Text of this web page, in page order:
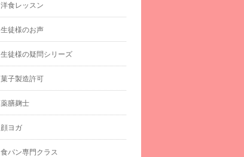
洋食レッスン
生徒様のお声
生徒様の疑問シリーズ
菓子製造許可
薬膳麹士
顔ヨガ
食パン専門クラス